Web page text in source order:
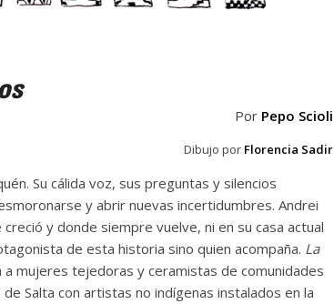
Por Pepo Scioli
Dibujo por Florencia Sadir
Su cálida voz, sus preguntas y silencios
y abrir nuevas incertidumbres. Andrei
y donde siempre vuelve, ni en su casa actual
de esta historia sino quien acompaña. La
mujeres tejedoras y ceramistas de comunidades
Salta con artistas no indígenas instalados en la